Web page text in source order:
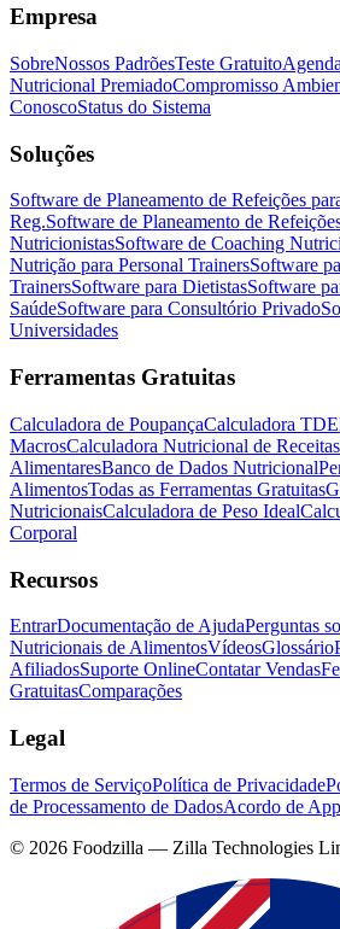
Empresa
SobreNossos PadrõesTeste Gratuito
Nutricional PremiadoCompromisso
ConoscoStatus do Sistema
Soluções
Software de Planeamento de Refeições
Reg.Software de Planeamento de
NutricionistasSoftware de Coaching
Nutrição para Personal TrainersSoftware
TrainersSoftware para DietistasSoftware
SaúdeSoftware para Consultório Privado
Universidades
Ferramentas Gratuitas
Calculadora de PoupançaCalculadora
MacrosCalculadora Nutricional de Receitas
AlimentaresBanco de Dados Nutricional
AlimentosTodas as Ferramentas Gratuitas
NutricionaisCalculadora de Peso Ideal
Corporal
Recursos
EntrarDocumentação de AjudaPerguntas
Nutricionais de AlimentosVídeosGlossário
AfiliadosSuporte OnlineContatar Vendas
GratuitasComparações
Legal
Termos de ServiçoPolítica de Privacidade
de Processamento de DadosAcordo de
© 2026 Foodzilla — Zilla Technologies